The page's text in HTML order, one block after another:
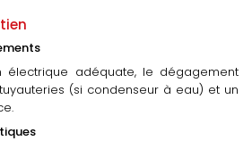
électrique adéquate, le dégagement
(si condenseur à eau) et un